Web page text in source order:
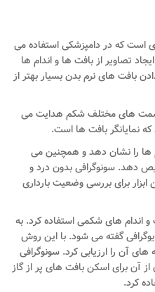
است که در دامپزشکی استفاده می
تصاویر از بافت ها و اندام ها
بافت های نرم بدن بسیار بهتر از
های مختلف شکم هدایت می
نمایانگر بافت ها است.
ها را نشان دهد و همچنین می
دهد. سونوگرافی بدون درد و
برای بررسی وضعیت بارداری
و اندام های شکمی استفاده کرد. به
گفته می شود. با این روش
آن را ارزیابی کرد. سونوگرافی
آن برای اسکن بافت های پر از گاز
کرد.